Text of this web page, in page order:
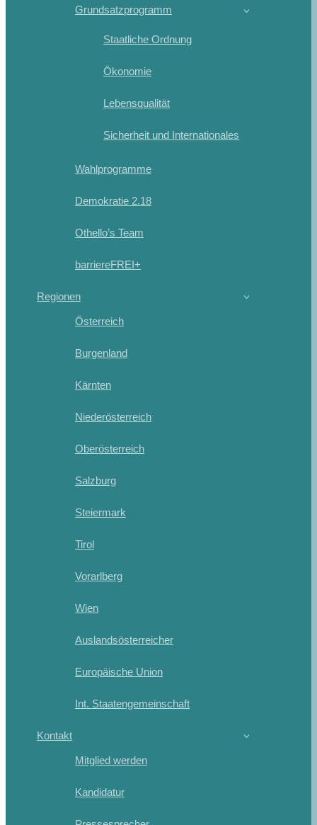
Grundsatzprogramm
Staatliche Ordnung
Ökonomie
Lebensqualität
Sicherheit und Internationales
Wahlprogramme
Demokratie 2.18
Othello’s Team
barriereFREI+
Regionen
Österreich
Burgenland
Kärnten
Niederösterreich
Oberösterreich
Salzburg
Steiermark
Tirol
Vorarlberg
Wien
Auslandsösterreicher
Europäische Union
Int. Staatengemeinschaft
Kontakt
Mitglied werden
Kandidatur